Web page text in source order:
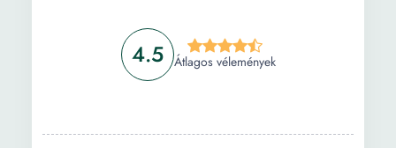
4.5 Átlagos vélemények